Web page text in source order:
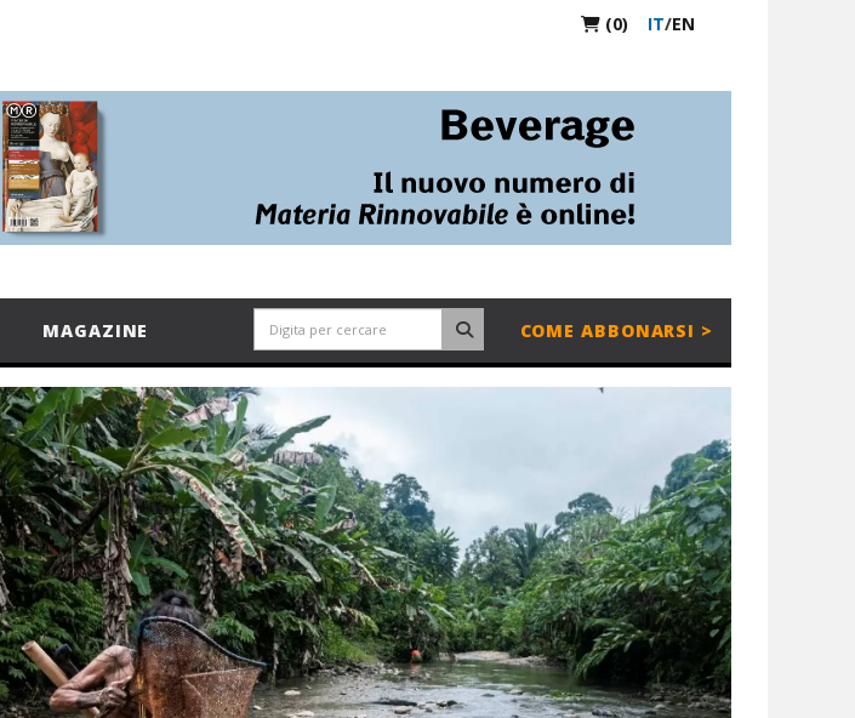
(0) IT/EN
MAGAZINE COME ABBONARSI >